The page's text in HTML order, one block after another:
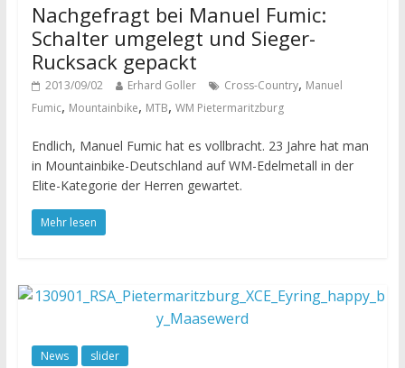
Nachgefragt bei Manuel Fumic:
Schalter umgelegt und Sieger-
Rucksack gepackt
2013/09/02 Erhard Goller Cross-Country, Manuel
Fumic, Mountainbike, MTB, WM Pietermaritzburg
Endlich, Manuel Fumic hat es vollbracht. 23 Jahre hat man
in Mountainbike-Deutschland auf WM-Edelmetall in der
Elite-Kategorie der Herren gewartet.
Mehr lesen
News slider